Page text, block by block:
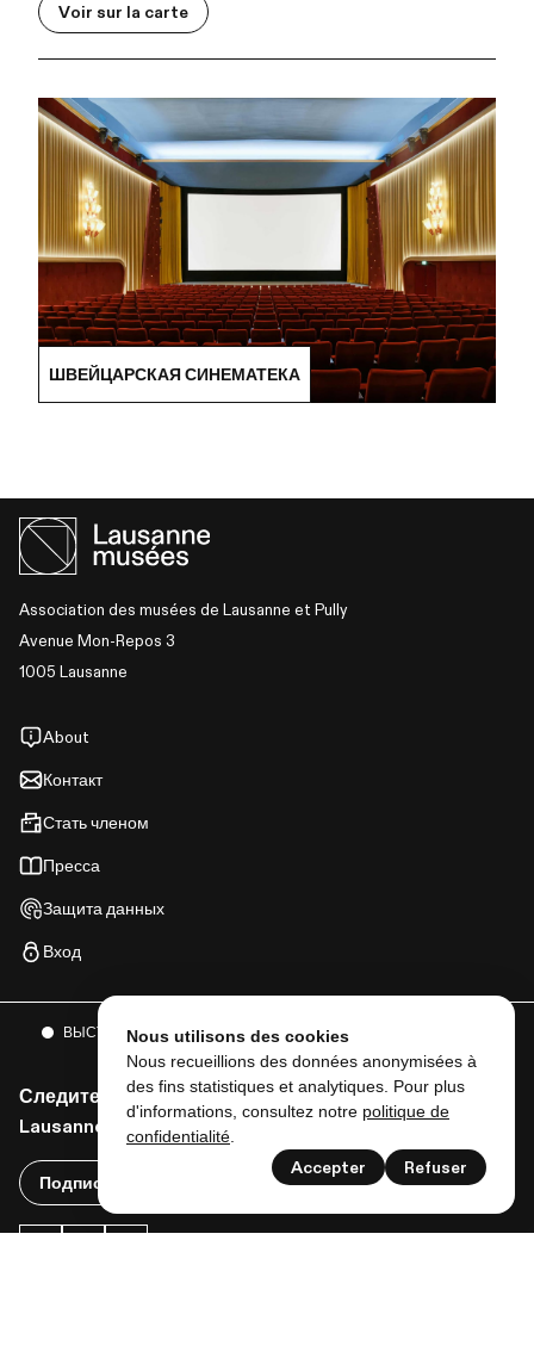
Voir sur la carte
ШВЕЙЦАРСКАЯ СИНЕМАТЕКА
Association des musées de Lausanne et Pully
Avenue Mon-Repos 3
1005 Lausanne
About
Контакт
Стать членом
Пресса
Защита данных
Вход
ВЫСТАВКИ СОБЫТИЯ И МНОГОЕ ДРУГОЕ
Следите за нами, чтобы получать все новости от
Lausanne musées!
Подписаться на рассылку
Nous utilisons des cookies
Nous recueillions des données anonymisées à
des fins statistiques et analytiques. Pour plus
d'informations, consultez notre politique de
confidentialité
Accepter Refuser